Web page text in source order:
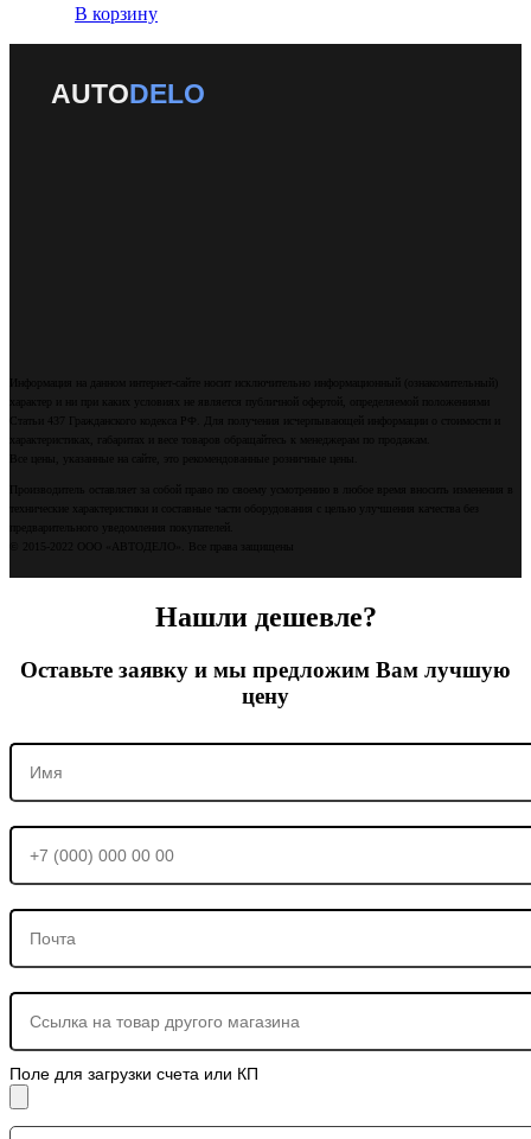
В корзину
AUTODELO
Информация на данном интернет-сайте носит исключительно информационный (ознакомительный)
характер и ни при каких условиях не является публичной офертой, определяемой положениями
Статьи 437 Гражданского кодекса РФ. Для получения исчерпывающей информации о стоимости и
характеристиках, габаритах и весе товаров обращайтесь к менеджерам по продажам.
Все цены, указанные на сайте, это рекомендованные розничные цены.
Производитель оставляет за собой право по своему усмотрению в любое время вносить изменения в
технические характеристики и составные части оборудования с целью улучшения качества без
предварительного уведомления покупателей.
© 2015-2022 ООО «АВТОДЕЛО». Все права защищены
Нашли дешевле?
Оставьте заявку и мы предложим Вам лучшую
цену
Поле для загрузки счета или КП